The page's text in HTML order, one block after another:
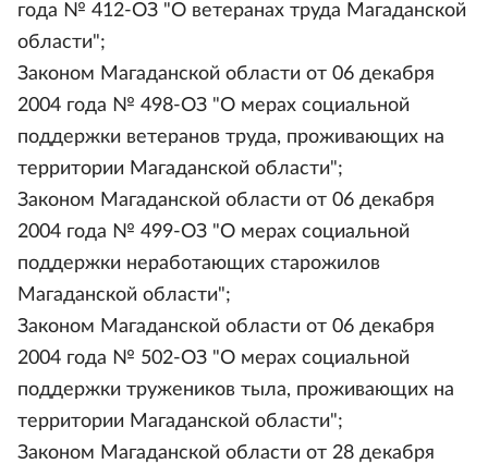
года № 412-ОЗ "О ветеранах труда Магаданской
области";
Законом Магаданской области от 06 декабря
2004 года № 498-ОЗ "О мерах социальной
поддержки ветеранов труда, проживающих на
территории Магаданской области";
Законом Магаданской области от 06 декабря
2004 года № 499-ОЗ "О мерах социальной
поддержки неработающих старожилов
Магаданской области";
Законом Магаданской области от 06 декабря
2004 года № 502-ОЗ "О мерах социальной
поддержки тружеников тыла, проживающих на
территории Магаданской области";
Законом Магаданской области от 28 декабря